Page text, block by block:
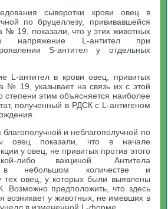
сыворотки крови овец в
по бруцеллезу, прививавшейся
№ 19, показали, что у этих животных
напряжение L-антител при
S-антител у отдельных
L-антител в крови овец, привитых
№ 19, указывает на связь их с этой
степени этим объясняется наиболее
полученный в РДСК с L-антигеном
и неблагополучной по
овец показали, что в начале
у овец, не привитых против этого
либо вакциной. Антитела
в небольшом количестве и
тех овец, у которых были выявлены
Возможно предположить, что здесь
возникает у животных, не имевших в